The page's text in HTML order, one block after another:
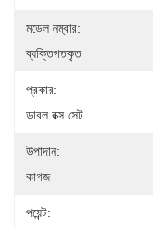
মডেল নম্বার:
ব্যক্তিগতকৃত
প্রকার:
ডাবল বক্স সেট
উপাদান:
কাগজ
পয়েন্ট: